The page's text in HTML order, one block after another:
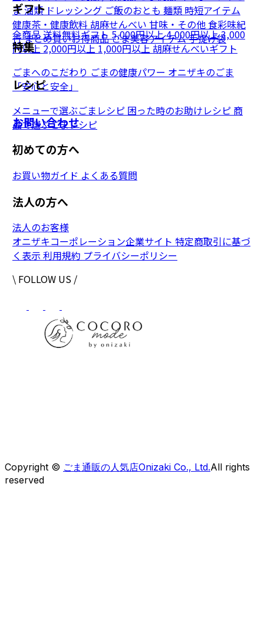
ま油類 ドレッシング ご飯のおとも 麺類 時短アイテム
健康茶・健康飲料 胡麻せんべい 甘味・その他食彩味紀
行まとめ買いお得商品ごま美容アイテム手提げ袋
ギフト
全商品送料無料ギフト5,000円以上4,000円以上3,000
円以上2,000円以上1,000円以上胡麻せんべいギフト
特集
ごまへのこだわり ごまの健康パワー オニザキのごま
「安心と安全」
レシピ
メニューで選ぶごまレシピ 困った時のお助けレシピ 商
品で選ぶごまレシピ
お問い合わせ
初めての方へ
お買い物ガイド よくある質問
法人の方へ
法人のお客様
オニザキコーポレーション企業サイト 特定商取引に基づ
く表示 利用規約 プライバシーポリシー
\ FOLLOW US /
Copyright © ごま通販の人気店Onizaki Co., Ltd.All rights
reserved